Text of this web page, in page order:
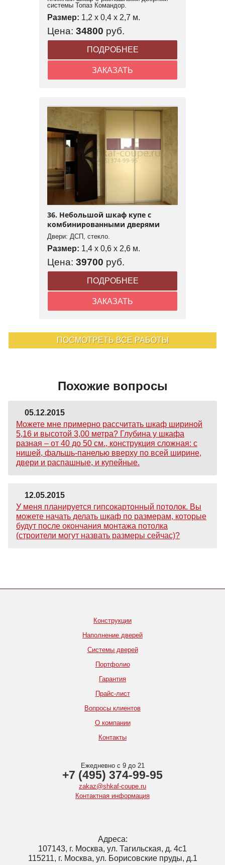
системы Топаз Командор.
Размер: 1,2 x 0,4 x 2,7 м.
Цена: 34800 руб.
ПОДРОБНЕЕ
ЗАКАЗАТЬ
36. Небольшой шкаф купе с
комбинированными дверями
Двери: ДСП, стекло.
Размер: 1,4 x 0,6 x 2,6 м.
Цена: 39700 руб.
ПОДРОБНЕЕ
ЗАКАЗАТЬ
ПОСМОТРЕТЬ ВСЕ РАБОТЫ
Похожие вопросы
05.12.2015
Можете мне примерно рассчитать шкаф шириной
5,16 и высотой 3,00 метра? Глубина у шкафа
разная – от 40 до 50 см., конструкция сложная: с
нишей, фальшь-панелью вверху по всей ширине,
двери и распашные, и купейные.
12.05.2015
У меня планируется гипсокартонный потолок. Вы
можете начать делать шкаф по размерам, которые
будут после окончания монтажа потолка
(строители могут назвать размеры сейчас)?
Конструкции
Наполнение дверей
Системы дверей
Портфолио
Гарантия
Прайс-лист
Вопросы клиентов
О компании
Контакты
Ежедневно с 9 до 21
+7 (495) 374-99-95
zakaz@shkaf-coupe.ru
Контактная информация
Адреса:
107143, г. Москва, ул. Тагильская, д. 4с1
115211, г. Москва, ул. Борисовские пруды, д.1